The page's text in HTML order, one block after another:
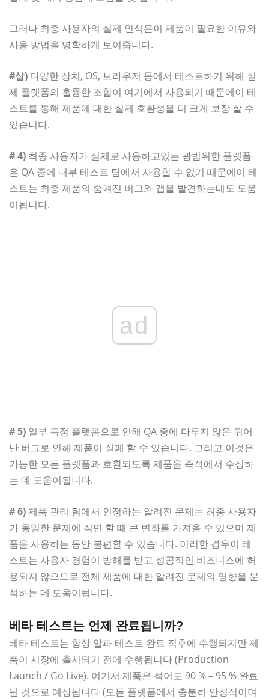
그러나 최종 사용자의 실제 인식은이 제품이 필요한 이유와
사용 방법을 명확하게 보여줍니다.
#삼) 다양한 장치, OS, 브라우저 등에서 테스트하기 위해 실
제 플랫폼의 훌륭한 조합이 여기에서 사용되기 때문에이 테
스트를 통해 제품에 대한 실제 호환성을 더 크게 보장 할 수
있습니다.
# 4) 최종 사용자가 실제로 사용하고있는 광범위한 플랫폼
은 QA 중에 내부 테스트 팀에서 사용할 수 없기 때문에이 테
스트는 최종 제품의 숨겨진 버그와 갭을 발견하는데도 도움
이됩니다.
ad
# 5) 일부 특정 플랫폼으로 인해 QA 중에 다루지 않은 뛰어
난 버그로 인해 제품이 실패 할 수 있습니다. 그리고 이것은
가능한 모든 플랫폼과 호환되도록 제품을 즉석에서 수정하
는 데 도움이됩니다.
# 6)제품 관리 팀에서 인정하는 알려진 문제는 최종 사용자
가 동일한 문제에 직면 할 때 큰 변화를 가져올 수 있으며 제
품을 사용하는 동안 불편할 수 있습니다. 이러한 경우이 테
스트는 사용자 경험이 방해를 받고 성공적인 비즈니스에 허
용되지 않으므로 전체 제품에 대한 알려진 문제의 영향을 분
석하는 데 도움이됩니다.
베타 테스트는 언제 완료됩니까?
베타 테스트는 항상 알파 테스트 완료 직후에 수행되지만 제
품이 시장에 출시되기 전에 수행됩니다 (Production
Launch / Go Live). 여기서 제품은 적어도 90 % – 95 % 완료
될 것으로 예상됩니다 (모든 플랫폼에서 충분히 안정적이며